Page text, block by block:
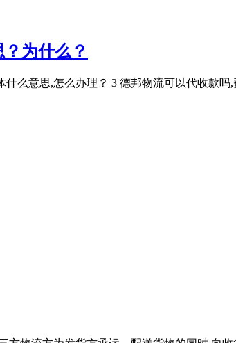
为什么？
么意思,怎么办理？ 3 德邦物流可以代收款吗,